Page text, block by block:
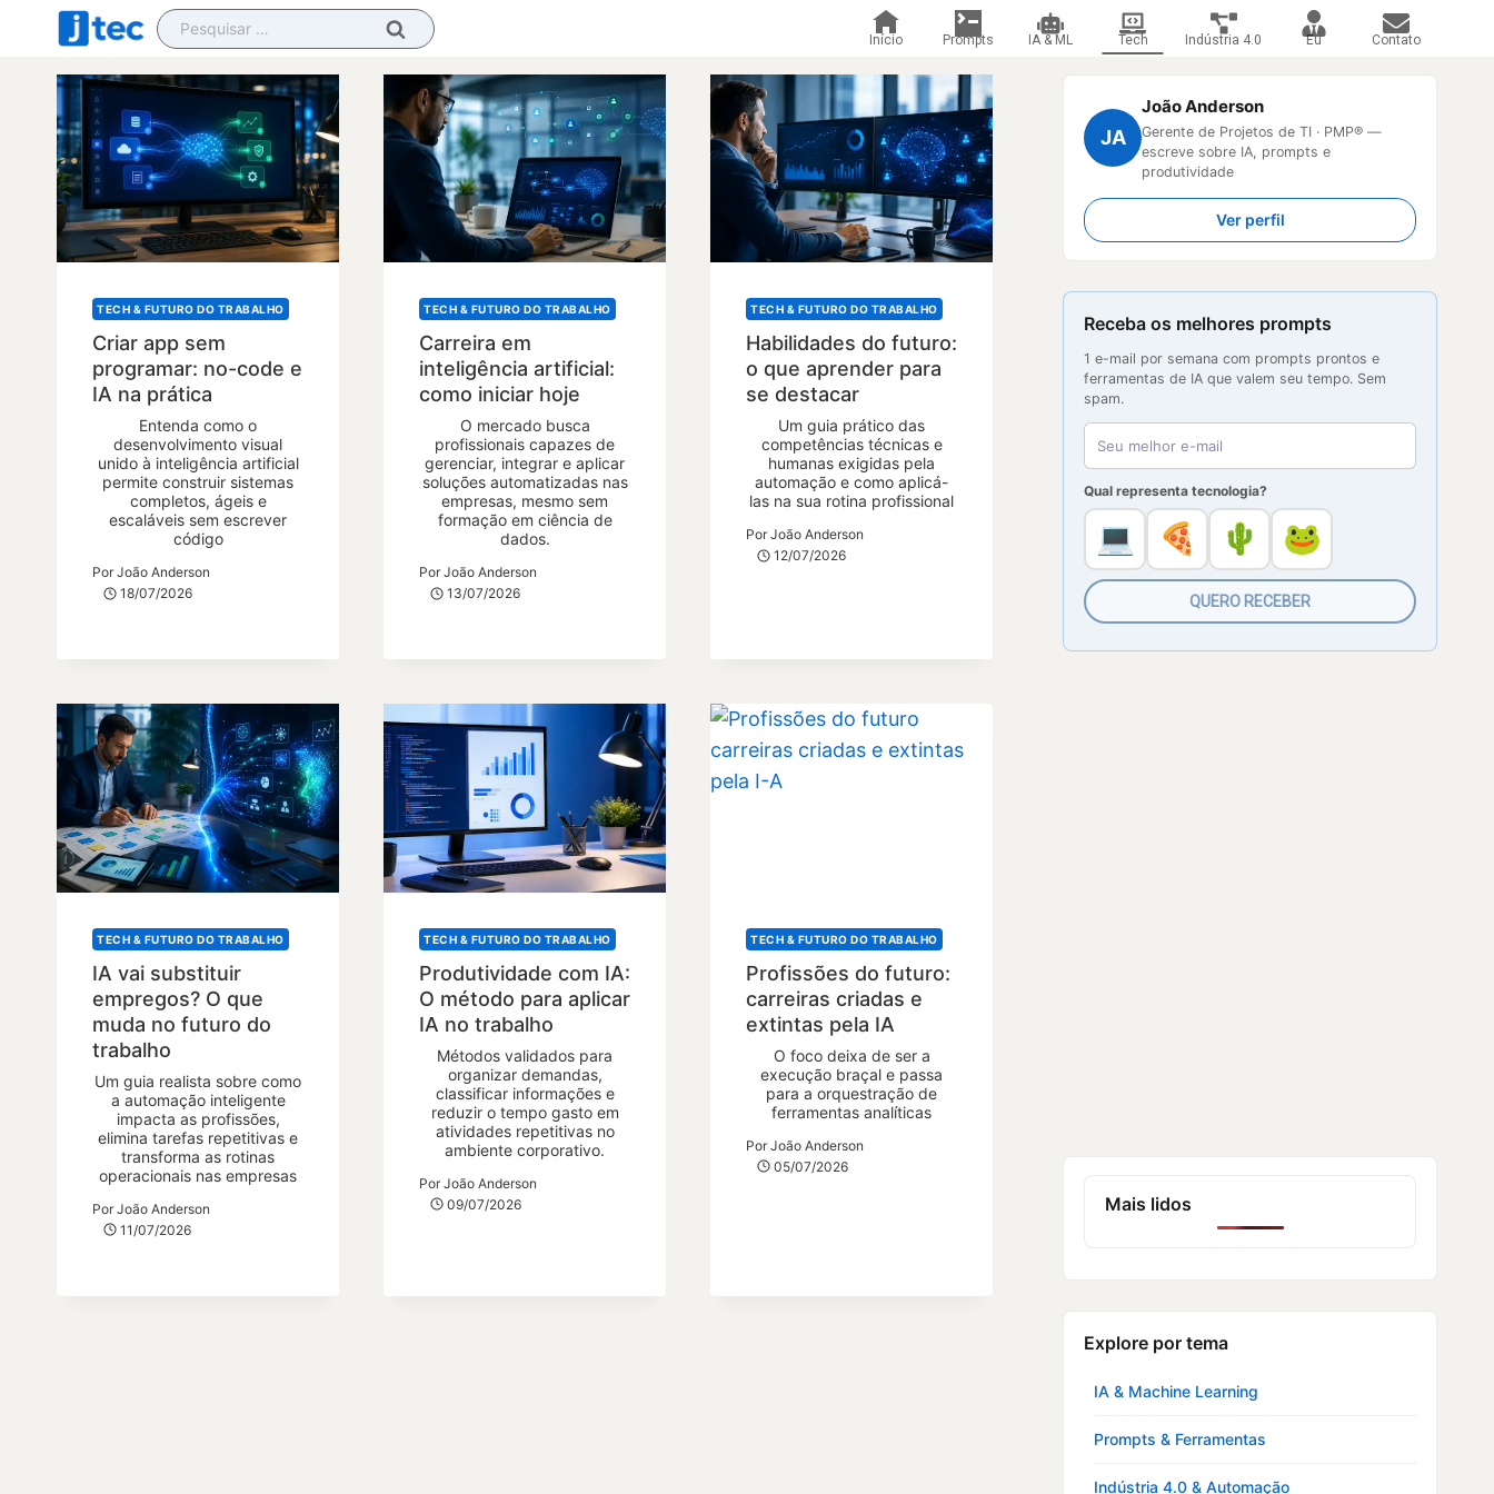
Conteúdo
Pesquisar
por:
Início Prompts IA & ML Tech Indústria 4.0 Eu Contato
TECH & FUTURO DO TRABALHO
Criar app sem
programar: no-code e
IA na prática
Entenda como o
desenvolvimento visual
unido à inteligência artificial
permite construir sistemas
completos, ágeis e
escaláveis sem escrever
código
Por João Anderson
18/07/2026
TECH & FUTURO DO TRABALHO
Carreira em
inteligência artificial:
como iniciar hoje
O mercado busca
profissionais capazes de
gerenciar, integrar e aplicar
soluções automatizadas nas
empresas, mesmo sem
formação em ciência de
dados.
Por João Anderson
13/07/2026
TECH & FUTURO DO TRABALHO
Habilidades do futuro:
o que aprender para
se destacar
Um guia prático das
competências técnicas e
humanas exigidas pela
automação e como aplicá-
las na sua rotina profissional
Por João Anderson
12/07/2026
TECH & FUTURO DO TRABALHO
IA vai substituir
empregos? O que
muda no futuro do
trabalho
Um guia realista sobre como
a automação inteligente
impacta as profissões,
elimina tarefas repetitivas e
transforma as rotinas
operacionais nas empresas
Por João Anderson
11/07/2026
TECH & FUTURO DO TRABALHO
Produtividade com IA:
O método para aplicar
IA no trabalho
Métodos validados para
organizar demandas,
classificar informações e
reduzir o tempo gasto em
atividades repetitivas no
ambiente corporativo.
Por João Anderson
09/07/2026
TECH & FUTURO DO TRABALHO
Profissões do futuro:
carreiras criadas e
extintas pela IA
O foco deixa de ser a
execução braçal e passa
para a orquestração de
ferramentas analíticas
Por João Anderson
05/07/2026
JA
João Anderson
Gerente de Projetos de TI · PMP® —
escreve sobre IA, prompts e
produtividade
Ver perfil
Receba os melhores prompts
1 e-mail por semana com prompts prontos e
ferramentas de IA que valem seu tempo. Sem
spam.
Qual representa tecnologia?
💻 🍕 🌵 🐸
QUERO RECEBER
Mais lidos
Explore por tema
IA & Machine Learning
Prompts & Ferramentas
Indústria 4.0 & Automação